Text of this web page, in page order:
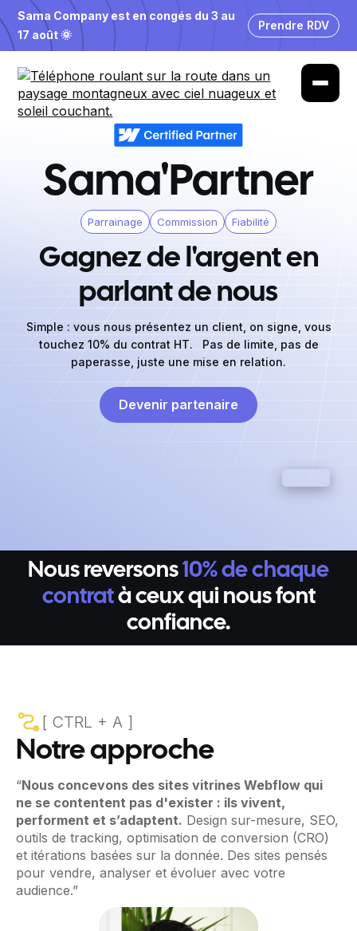
Sama Company est en congés du 3 au
17 août 🌞
Prendre RDV
Sama'Partner
Parrainage Commission Fiabilité
Gagnez de l'argent en
parlant de nous
Simple : vous nous présentez un client, on signe, vous
touchez 10% du contrat HT. Pas de limite, pas de
paperasse, juste une mise en relation.
Devenir partenaire
Nous reversons10% de chaque
contratà ceux qui nous font
confiance.
[ CTRL + A ]
Notre approche
“Nous concevons des sites vitrines Webflow qui
ne se contentent pas d'exister : ils vivent,
performent et s’adaptent. Design sur-mesure, SEO,
outils de tracking, optimisation de conversion (CRO)
et itérations basées sur la donnée. Des sites pensés
pour vendre, analyser et évoluer avec votre
audience.”